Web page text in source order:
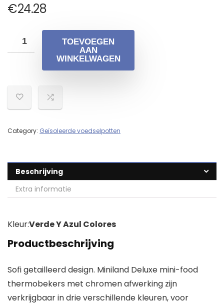
€24.28
TOEVOEGEN
AAN
WINKELWAGEN
Category: Geïsoleerde voedselpotten
Beschrijving
Extra informatie
Kleur:Verde Y Azul Colores
Productbeschrijving
Sofi getailleerd design. Miniland Deluxe mini-food
thermobekers met chromen afwerking zijn
verkrijgbaar in drie verschillende kleuren, voor